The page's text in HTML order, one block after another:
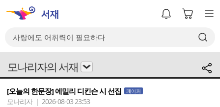
모나리자의 서재
[오늘의 한문장] 에밀리 디킨슨 시 선집 페이퍼
모나리자 | 2026-08-03 23:53